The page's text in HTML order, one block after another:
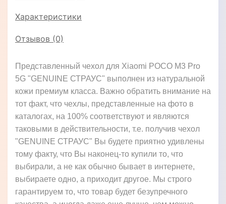
Характеристики
Отзывов (0)
Представленный чехол для Xiaomi POCO M3 Pro
5G "GENUINE СТРАУС" выполнен из натуральной
кожи премиум класса. Важно обратить внимание на
тот факт, что чехлы, представленные на фото в
каталогах, на 100% соответствуют и являются
таковыми в действительности, т.е. получив чехол
"GENUINE СТРАУС" Вы будете приятно удивлены
тому факту, что Вы наконец-то купили то, что
выбирали, а не как обычно бывает в интернете,
выбираете одно, а приходит другое. Мы строго
гарантируем то, что товар будет безупречного